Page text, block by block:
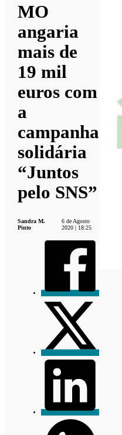
MO
angaria
mais de
19 mil
euros com
a
campanha
solidária
“Juntos
pelo SNS”
Sandra M.
Pinto
6 de Agosto
2020 | 18:25